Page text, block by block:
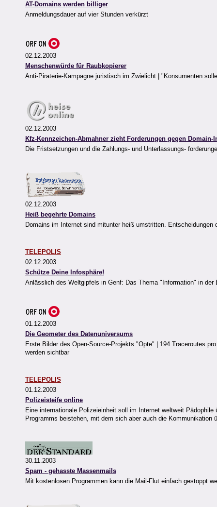
AT-Domains werden billiger
Anmeldungsdauer auf vier Stunden verkürzt
02.12.2003
Menschenwürde für Raubkopierer
Anti-Piraterie-Kampagne juristisch im Zwielicht | "Konsumenten
02.12.2003
Kfz-Kennzeichen-Abmahner zieht Forderungen gegen Domain-
Die Fristsetzungen und die Zahlungs- und Unterlassungs-
02.12.2003
Heiß begehrte Domains
Domains im Internet sind mitunter heiß umstritten. Entscheidungen
TELEPOLIS
02.12.2003
Schütze Deine Infosphäre!
Anlässlich des Weltgipfels in Genf: Das Thema "Information" in der
01.12.2003
Die Geometer des Datenuniversums
Erste Bilder des Open-Source-Projekts "Opte" | 194 Traceroutes
werden sichtbar
TELEPOLIS
01.12.2003
Polizeisteife online
Eine internationale Polizeieinheit soll im Internet weltweit
Programms beistehen, mit dem sich aber auch die Kommunikation
30.11.2003
Spam - gehasste Massenmails
Mit kostenlosen Programmen kann die Mail-Flut einfach gestoppt